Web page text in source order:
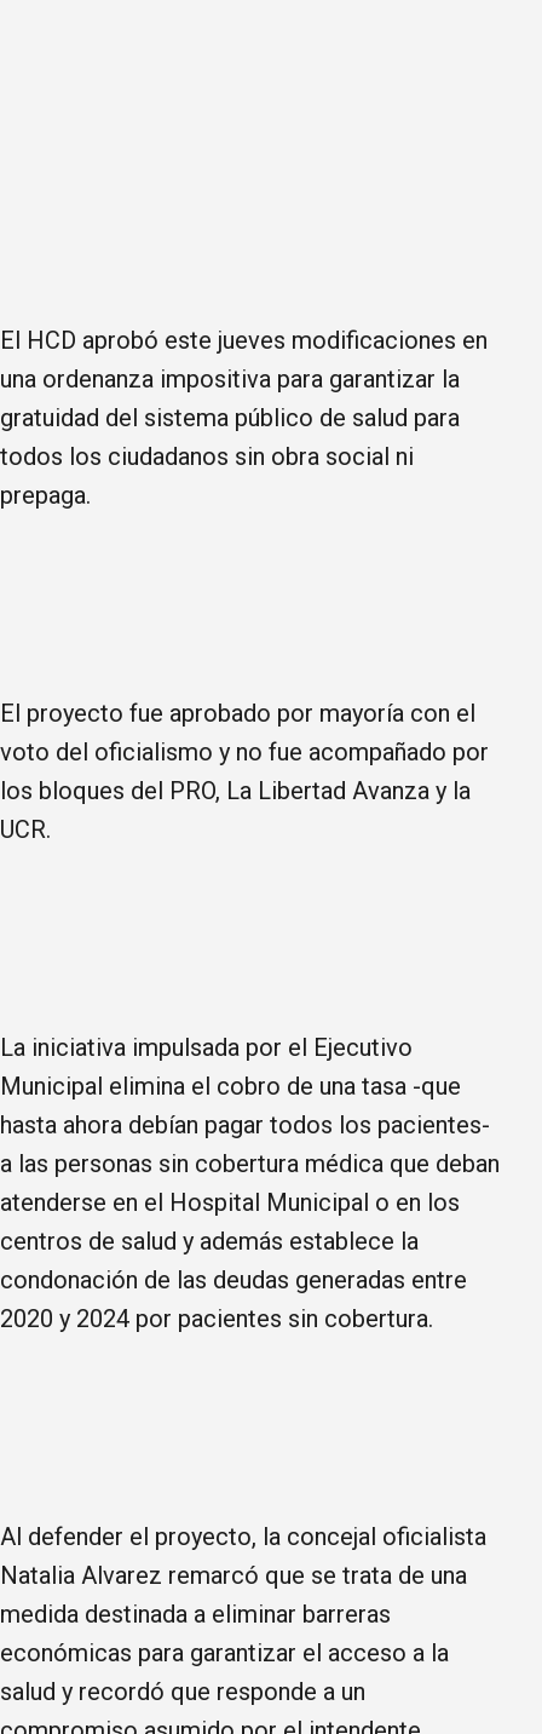
El HCD aprobó este jueves modificaciones en
una ordenanza impositiva para garantizar la
gratuidad del sistema público de salud para
todos los ciudadanos sin obra social ni
prepaga.
El proyecto fue aprobado por mayoría con el
voto del oficialismo y no fue acompañado por
los bloques del PRO, La Libertad Avanza y la
UCR.
La iniciativa impulsada por el Ejecutivo
Municipal elimina el cobro de una tasa -que
hasta ahora debían pagar todos los pacientes-
a las personas sin cobertura médica que deban
atenderse en el Hospital Municipal o en los
centros de salud y además establece la
condonación de las deudas generadas entre
2020 y 2024 por pacientes sin cobertura.
Al defender el proyecto, la concejal oficialista
Natalia Alvarez remarcó que se trata de una
medida destinada a eliminar barreras
económicas para garantizar el acceso a la
salud y recordó que responde a un